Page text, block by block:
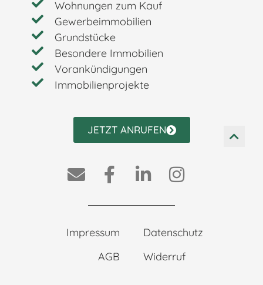
Wohnungen zum Kauf
Gewerbeimmobilien
Grundstücke
Besondere Immobilien
Vorankündigungen
Immobilienprojekte
JETZT ANRUFEN
Impressum
Datenschutz
AGB
Widerruf